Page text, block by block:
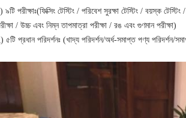
৯টি পরীক্ষাঃ(ফিক্সিং টেস্টিং / পরিবেশ সুরক্ষা টেস্টিং / বয়স্ক
/ উচ্চ এবং নিম্ন তাপমাত্রা পরীক্ষা / রঙ এবং গুণমান পরীক্ষা)
৫টি প্রধান পরিদর্শনঃ (খাদ্য পরিদর্শন/অর্ধ-সমাপ্ত পণ্য পরিদর্শন/